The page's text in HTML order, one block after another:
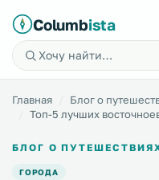
Columbista
Главная
Блог о
Топ-5 лучших
БЛОГ О
ГОРОДА